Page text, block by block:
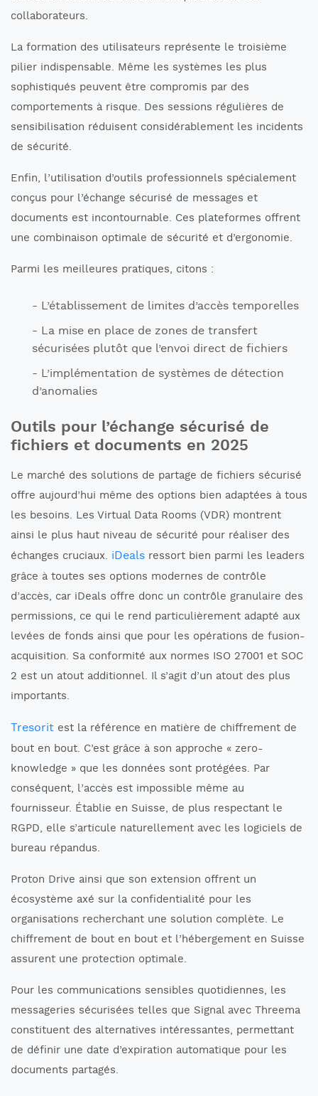
collaborateurs.
La formation des utilisateurs représente le troisième
pilier indispensable. Même les systèmes les plus
sophistiqués peuvent être compromis par des
comportements à risque. Des sessions régulières de
sensibilisation réduisent considérablement les incidents
de sécurité.
Enfin, l’utilisation d’outils professionnels spécialement
conçus pour l’échange sécurisé de messages et
documents est incontournable. Ces plateformes offrent
une combinaison optimale de sécurité et d’ergonomie.
Parmi les meilleures pratiques, citons :
L’établissement de limites d’accès temporelles
La mise en place de zones de transfert
sécurisées plutôt que l’envoi direct de fichiers
L’implémentation de systèmes de détection
d’anomalies
Outils pour l’échange sécurisé de
fichiers et documents en 2025
Le marché des solutions de partage de fichiers sécurisé
offre aujourd’hui même des options bien adaptées à tous
les besoins. Les Virtual Data Rooms (VDR) montrent
ainsi le plus haut niveau de sécurité pour réaliser des
échanges cruciaux. iDeals ressort bien parmi les leaders
grâce à toutes ses options modernes de contrôle
d’accès, car iDeals offre donc un contrôle granulaire des
permissions, ce qui le rend particulièrement adapté aux
levées de fonds ainsi que pour les opérations de fusion-
acquisition. Sa conformité aux normes ISO 27001 et SOC
2 est un atout additionnel. Il s’agit d’un atout des plus
importants.
Tresorit est la référence en matière de chiffrement de
bout en bout. C’est grâce à son approche « zero-
knowledge » que les données sont protégées. Par
conséquent, l’accès est impossible même au
fournisseur. Établie en Suisse, de plus respectant le
RGPD, elle s’articule naturellement avec les logiciels de
bureau répandus.
Proton Drive ainsi que son extension offrent un
écosystème axé sur la confidentialité pour les
organisations recherchant une solution complète. Le
chiffrement de bout en bout et l’hébergement en Suisse
assurent une protection optimale.
Pour les communications sensibles quotidiennes, les
messageries sécurisées telles que Signal avec Threema
constituent des alternatives intéressantes, permettant
de définir une date d’expiration automatique pour les
documents partagés.